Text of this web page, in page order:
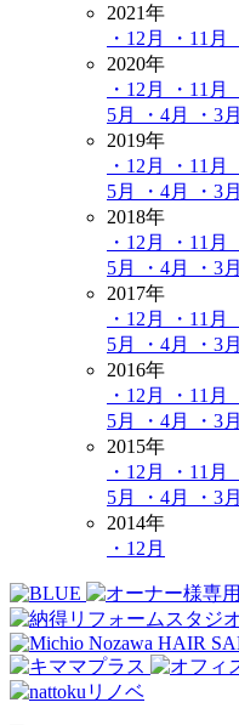
2021年
・12月
・11月
2020年
・12月
・11月
5月
・4月 ・3月
2019年
・12月
・11月
5月
・4月 ・3月
2018年
・12月
・11月
5月
・4月 ・3月
2017年
・12月
・11月
5月
・4月 ・3月
2016年
・12月
・11月
5月
・4月 ・3月
2015年
・12月
・11月
5月
・4月 ・3月
2014年
・12月